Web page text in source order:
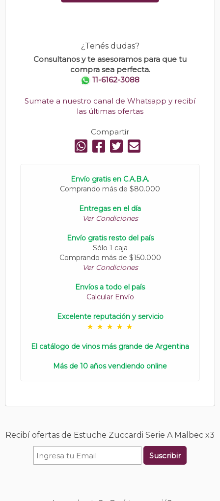
¿Tenés dudas?
Consultanos y te asesoramos para que tu
compra sea perfecta.
11-6162-3088
Sumate a nuestro canal de Whatsapp y recibí
las últimas ofertas
Compartir
Envío gratis en C.A.B.A.
Comprando más de $80.000
Entregas en el día
Ver Condiciones
Envío gratis resto del país
Sólo 1 caja
Comprando más de $150.000
Ver Condiciones
Envíos a todo el país
Calcular Envío
Excelente reputación y servicio
El catálogo de vinos más grande de Argentina
Más de 10 años vendiendo online
Recibí ofertas de Estuche Zuccardi Serie A Malbec x3
Suscribir